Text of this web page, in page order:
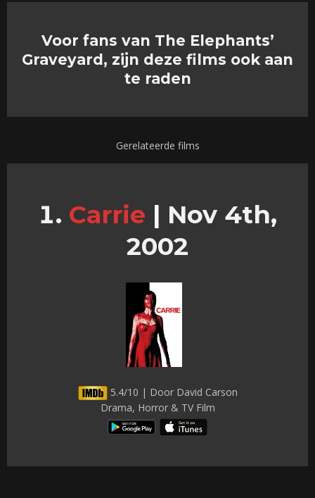
Voor fans van The Elephants’
Graveyard, zijn deze films ook aan
te raden
Gerelateerde films
Carrie | Nov 4th,
2002
5.4/10 | Door David Carson
Drama, Horror & TV Film